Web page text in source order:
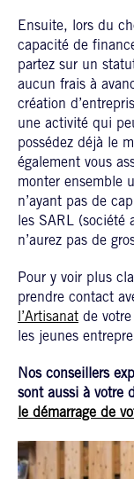
Ensuite, lors du
capacité de
partez sur un
aucun frais à
création
une activité qui
possédez déjà le
également vous
monter ensemble
n’ayant pas de
les SARL (société
n’aurez pas de
Pour y voir plus
prendre contact
l’Artisanat de
les jeunes
Nos conseillers
sont aussi à votre
le démarrage de